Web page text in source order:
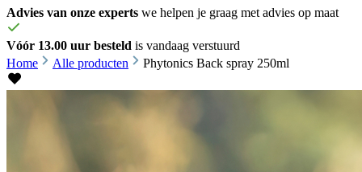
Advies van onze experts we helpen je graag met advies op maat
Vóór 13.00 uur besteld is vandaag verstuurd
Home
Alle producten Phytonics Back spray 250ml